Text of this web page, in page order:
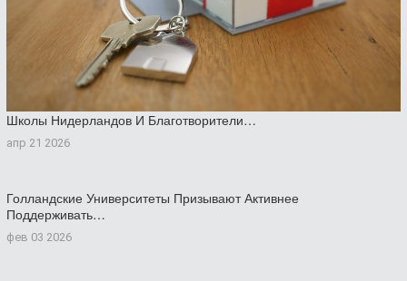
Школы Нидерландов И Благотворители…
апр 21 2026
Голландские Университеты Призывают Активнее
Поддерживать…
фев 03 2026